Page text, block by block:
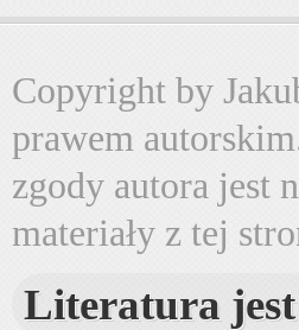
Copyright by
prawem
zgody autora jest
materiały z tej
Literatura jest